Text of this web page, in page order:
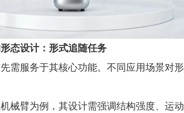
态设计：形式追随任务
需服务于其核心功能。不同应用场景对形
械臂为例，其设计需强调结构强度、运动